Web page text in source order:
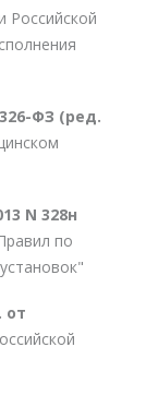
Российской
ФЗ (ред.
N 328н
по
от